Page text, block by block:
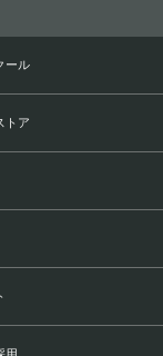
ール
トア